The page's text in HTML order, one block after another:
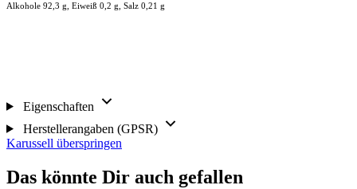
Alkohole 92,3 g, Eiweiß 0,2 g, Salz 0,21 g
Eigenschaften
Herstellerangaben (GPSR)
Karussell überspringen
Das könnte Dir auch gefallen